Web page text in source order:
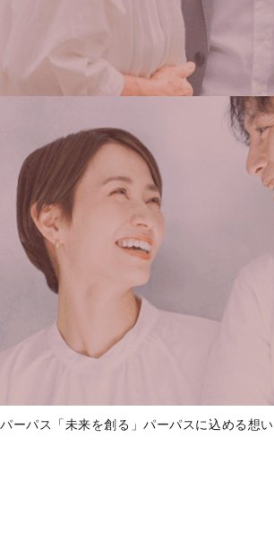
パーパス「未来を創る」パーパスに込める想い